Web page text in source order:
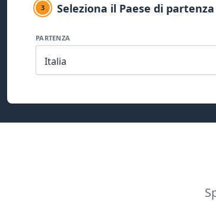
3 Seleziona il Paese di
PARTENZA
Italia